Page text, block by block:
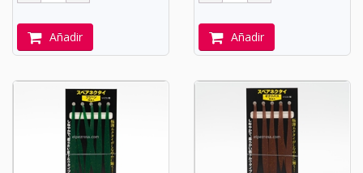
Añadir Añadir